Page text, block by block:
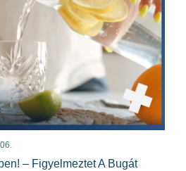
– Figyelmeztet A Bugát